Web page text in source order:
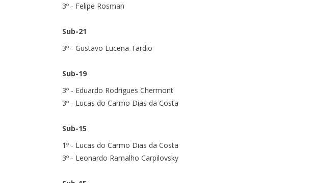
3º - Felipe Rosman
Sub-21
3º - Gustavo Lucena Tardio
Sub-19
3º - Eduardo Rodrigues Chermont
3º - Lucas do Carmo Dias da Costa
Sub-15
1º - Lucas do Carmo Dias da Costa
3º - Leonardo Ramalho Carpilovsky